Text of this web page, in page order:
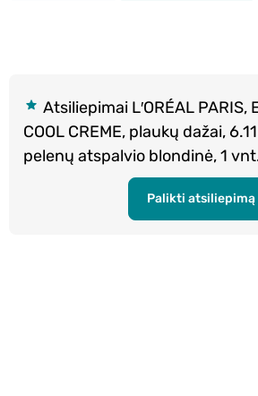
Atsiliepimai L′ORÉAL PARIS,
COOL CREME, plaukų dažai,
pelenų atspalvio blondinė, 1
Palikti atsiliepimą